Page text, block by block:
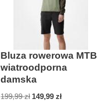
Bluza rowerowa MTB
wiatroodporna
damska
199,99zł 149,99zł